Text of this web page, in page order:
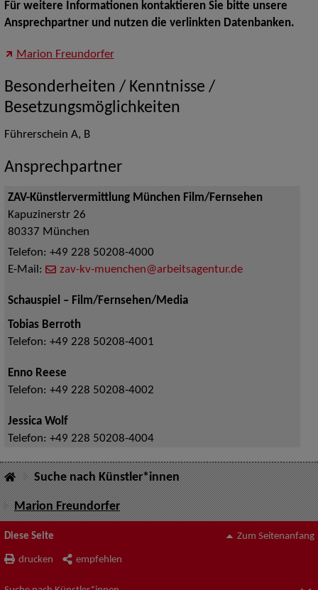
Für weitere Informationen kontaktieren Sie bitte unsere
Ansprechpartner und nutzen die verlinkten Datenbanken.
Marion Freundorfer
Besonderheiten / Kenntnisse /
Besetzungsmöglichkeiten
Führerschein A, B
Ansprechpartner
ZAV-Künstlervermittlung München Film/Fernsehen
Kapuzinerstr 26
80337 München
Telefon: +49 228 50208-4000
E-Mail:
zav-kv-muenchen@arbeitsagentur.de
Schauspiel – Film/Fernsehen/Media
Tobias Berroth
Telefon: +49 228 50208-4001
Enno Reese
Telefon: +49 228 50208-4002
Jessica Wolf
Telefon: +49 228 50208-4004
Suche nach Künstler*innen
Marion Freundorfer
Diese Seite
drucken empfehlen
Zum Seitenanfang